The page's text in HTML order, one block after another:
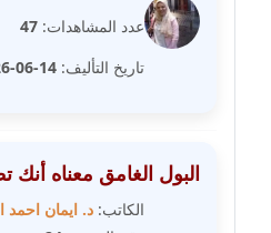
مدونة محمد ابو النور
مدونة محمد
عاملة
عدد المشاهدات: 47
تاريخ التأليف: 14-06-2026
البول الغامق معناه
الكاتب: د. ايمان احمد